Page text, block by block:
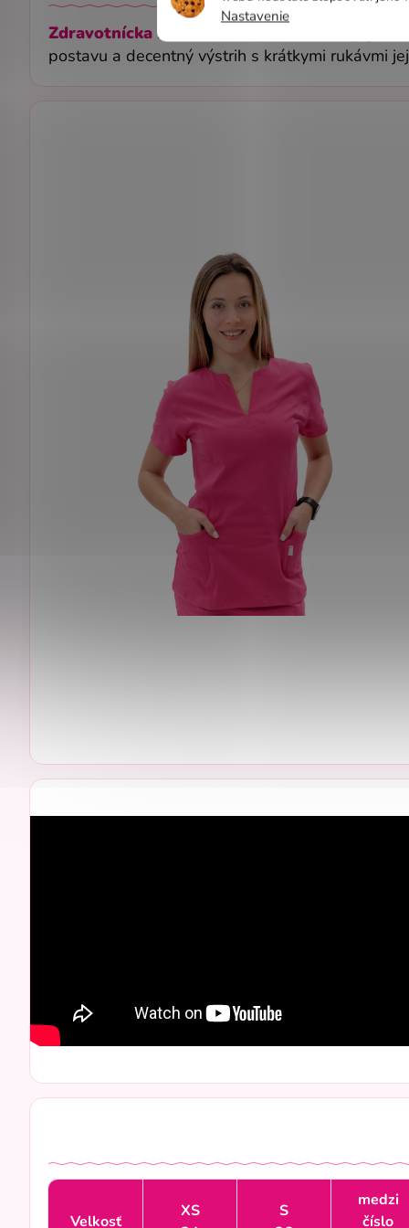
Nastavenie
Zdravotnícka košeľa LILI Úplet Biela
spája
postavu a decentný výstrih s krátkymi rukávmi
Velkosť
XS
S
medzi
číslo